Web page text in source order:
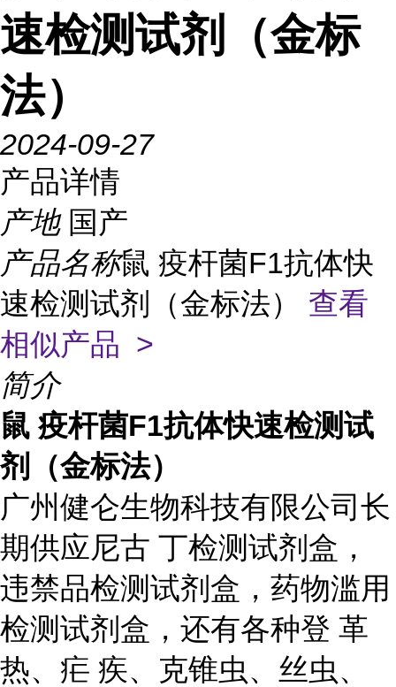
速检测试剂（金标
法）
2024-09-27
产品详情
产地 国产
产品名称鼠 疫杆菌F1抗体快
速检测试剂（金标法） 查看
相似产品 >
简介
鼠 疫杆菌F1抗体快速检测试
剂（金标法）
广州健仑生物科技有限公司长
期供应尼古 丁检测试剂盒，
违禁品检测试剂盒，药物滥用
检测试剂盒，还有各种登 革
热、疟 疾、克锥虫、丝虫、